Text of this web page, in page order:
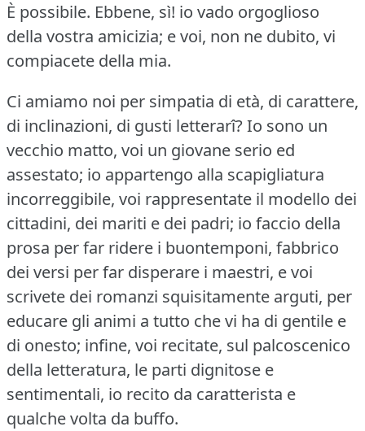
È possibile. Ebbene, sì! io vado orgoglioso
della vostra amicizia; e voi, non ne dubito, vi
compiacete della mia.
Ci amiamo noi per simpatia di età, di carattere,
di inclinazioni, di gusti letterarî?Io sono un
vecchio matto, voi un giovane serio ed
assestato; io appartengo alla scapigliatura
incorreggibile, voi rappresentate il modello dei
cittadini, dei mariti e dei padri; io faccio della
prosa per far ridere i buontemponi, fabbrico
dei versi per far disperare i maestri, e voi
scrivete dei romanzi squisitamente arguti, per
educare gli animi a tutto che vi ha di gentile e
di onesto; infine, voi recitate, sul palcoscenico
della letteratura, le parti dignitose e
sentimentali, io recito da caratterista e
qualche volta da buffo.